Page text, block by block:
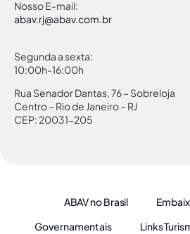
Nosso E-mail:
abav.rj@abav.com.br
Segunda a sexta:
10:00h-16:00h
Rua Senador Dantas, 76 – Sobreloja
Centro – Rio de Janeiro – RJ
CEP: 20031-205
ABAV no Brasil
Governamentais
Links